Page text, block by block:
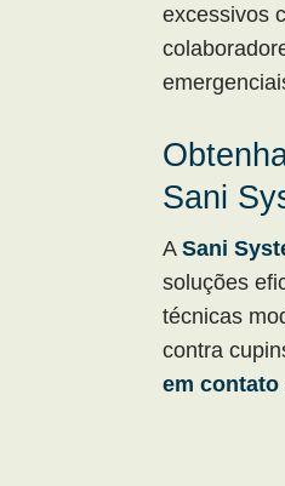
excessivos
Sani
ASani
soluções
técnicas
contra
em contato